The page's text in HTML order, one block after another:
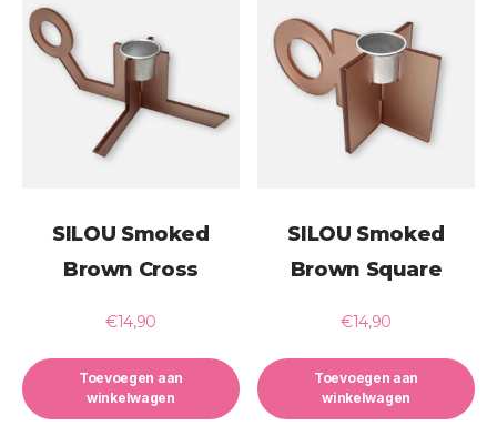
SILOU Smoked
Brown Cross
€14,90
Toevoegen aan
winkelwagen
SILOU Smoked
Brown Square
€14,90
Toevoegen aan
winkelwagen